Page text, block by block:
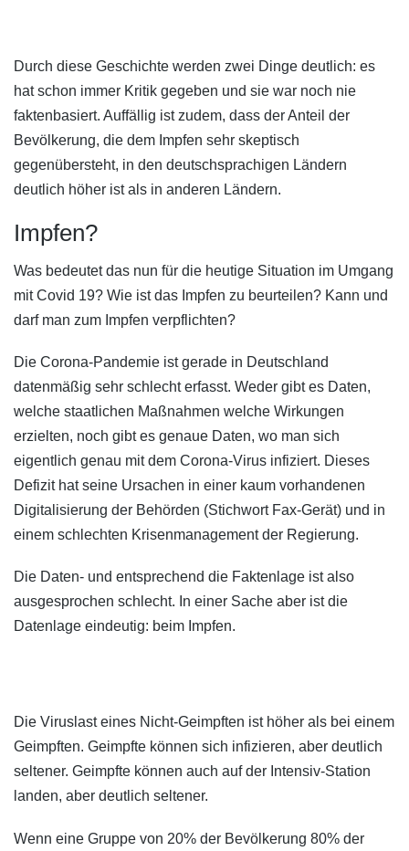
Durch diese Geschichte werden zwei Dinge deutlich: es
hat schon immer Kritik gegeben und sie war noch nie
faktenbasiert. Auffällig ist zudem, dass der Anteil der
Bevölkerung, die dem Impfen sehr skeptisch
gegenübersteht, in den deutschsprachigen Ländern
deutlich höher ist als in anderen Ländern.
Impfen?
Was bedeutet das nun für die heutige Situation im Umgang
mit Covid 19? Wie ist das Impfen zu beurteilen? Kann und
darf man zum Impfen verpflichten?
Die Corona-Pandemie ist gerade in Deutschland
datenmäßig sehr schlecht erfasst. Weder gibt es Daten,
welche staatlichen Maßnahmen welche Wirkungen
erzielten, noch gibt es genaue Daten, wo man sich
eigentlich genau mit dem Corona-Virus infiziert. Dieses
Defizit hat seine Ursachen in einer kaum vorhandenen
Digitalisierung der Behörden (Stichwort Fax-Gerät) und in
einem schlechten Krisenmanagement der Regierung.
Die Daten- und entsprechend die Faktenlage ist also
ausgesprochen schlecht. In einer Sache aber ist die
Datenlage eindeutig: beim Impfen.
Die Viruslast eines Nicht-Geimpften ist höher als bei einem
Geimpften. Geimpfte können sich infizieren, aber deutlich
seltener. Geimpfte können auch auf der Intensiv-Station
landen, aber deutlich seltener.
Wenn eine Gruppe von 20% der Bevölkerung 80% der